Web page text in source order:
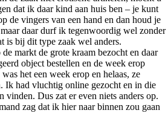
dat ik daar kind aan huis ben – je kunt
de vingers van een hand en dan houd je
daar durf ik tegenwoordig wel zonder
is bij dit type zaak wel anders.
markt de grote kraam bezocht en daar
object bestellen en de week erop
het een week erop en helaas, ze
Ik had vluchtig online gezocht en in die
vinden. Dus zat er even niets anders op.
zag dat ik hier naar binnen zou gaan